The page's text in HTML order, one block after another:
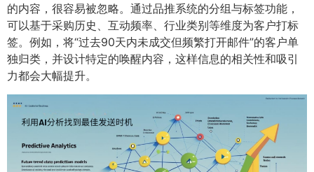
的内容，很容易被忽略。通过品推系统的分组与标签功能，
可以基于采购历史、互动频率、行业类别等维度为客户打标
签。例如，将“过去90天内未成交但频繁打开邮件”的客户单
独归类，并设计特定的唤醒内容，这样信息的相关性和吸引
力都会大幅提升。